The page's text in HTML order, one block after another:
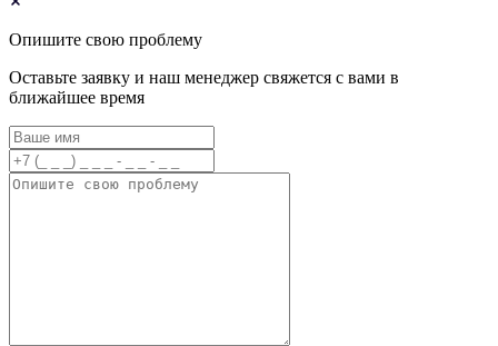
Опишите свою проблему
Оставьте заявку и наш менеджер свяжется с вами в
ближайшее время